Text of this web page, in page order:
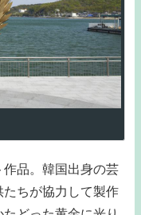
品。韓国出身の芸
ちが協力して製作